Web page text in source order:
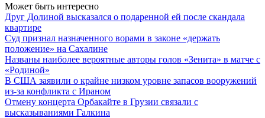
Может быть интересно
Друг Долиной высказался о подаренной ей после скандала
квартире
Суд признал назначенного ворами в законе «держать
положение» на Сахалине
Названы наиболее вероятные авторы голов «Зенита» в матче с
«Родиной»
В США заявили о крайне низком уровне запасов вооружений
из-за конфликта с Ираном
Отмену концерта Орбакайте в Грузии связали с
высказываниями Галкина